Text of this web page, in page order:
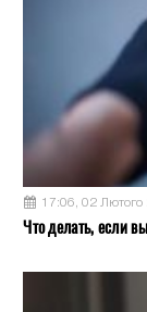
17:06, 02 Лютого
Что делать, если